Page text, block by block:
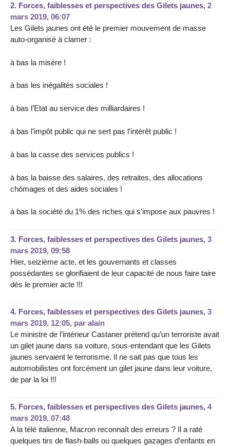
2. Forces, faiblesses et perspectives des Gilets jaunes, 2
mars 2019, 06:07
Les Gilets jaunes ont été le premier mouvement de masse
auto-organisé à clamer :
à bas la misère !
à bas les inégalités sociales !
à bas l’Etat au service des milliardaires !
à bas l’impôt public qui ne sert pas l’intérêt public !
à bas la casse des services publics !
à bas la baisse des salaires, des retraites, des allocations
chômages et des aides sociales !
à bas la société du 1% des riches qui s’impose aux pauvres !
3. Forces, faiblesses et perspectives des Gilets jaunes, 3
mars 2019, 09:58
Hier, seizième acte, et les gouvernants et classes
possédantes se glorifiaient de leur capacité de nous faire taire
dès le premier acte !!!
4. Forces, faiblesses et perspectives des Gilets jaunes, 3
mars 2019, 12:05, par alain
Le ministre de l’intérieur Castaner prétend qu’un terroriste avait
un gilet jaune dans sa voiture, sous-entendant que les Gilets
jaunes servaient le terrorisme. Il ne sait pas que tous les
automobilistes ont forcément un gilet jaune dans leur voiture,
de par la loi !!!
5. Forces, faiblesses et perspectives des Gilets jaunes, 4
mars 2019, 07:48
A la télé italienne, Macron reconnaît des erreurs ? Il a raté
quelques tirs de flash-balls ou quelques gazages d’enfants en